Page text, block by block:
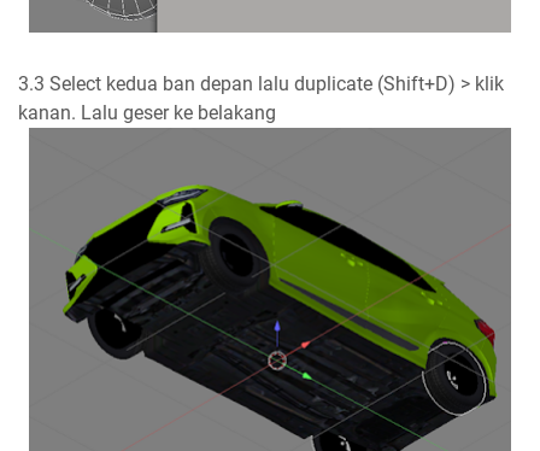
3.3 Select kedua ban depan lalu duplicate (Shift+D) > klik
kanan. Lalu geser ke belakang